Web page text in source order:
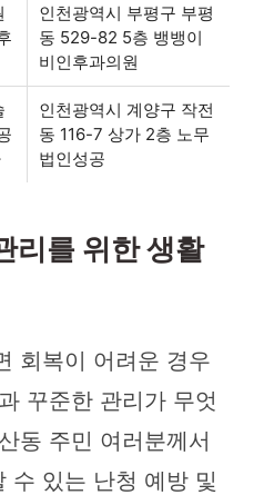
인천광역시 부평구 부평
동 529-82 5층 뱅뱅이
비인후과의원
인천광역시 계양구 작전
동 116-7 상가 2층 노무
법인성공
리를 위한 생활
회복이 어려운 경우
꾸준한 관리가 무엇
동 주민 여러분께서
수 있는 난청 예방 및